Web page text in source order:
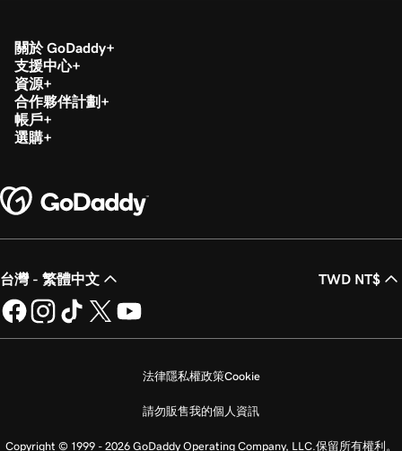
關於 GoDaddy
支援中心
資源
合作夥伴計劃
帳戶
選購
台灣 - 繁體中文 TWD NT$
法律隱私權政策Cookie
請勿販售我的個人資訊
Copyright © 1999 - 2026 GoDaddy Operating Company, LLC.保留所有權利。